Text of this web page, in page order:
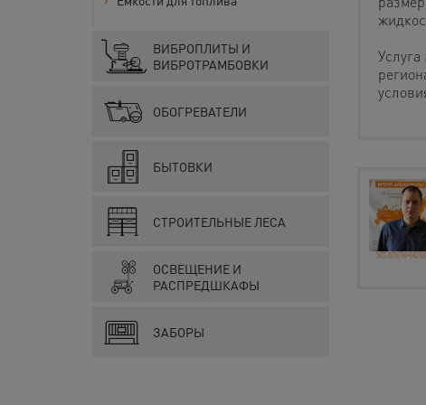
ВИБРОПЛИТЫ И
ВИБРОТРАМБОВКИ
ОБОГРЕВАТЕЛИ
БЫТОВКИ
СТРОИТЕЛЬНЫЕ ЛЕСА
ОСВЕЩЕНИЕ И
РАСПРЕДШКАФЫ
ЗАБОРЫ
Услуга